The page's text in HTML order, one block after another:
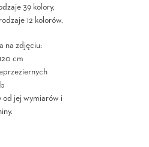
39 kolory,
12 kolorów.
na zdjęciu:
cm
od jej wymiarów i